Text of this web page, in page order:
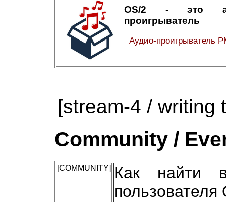
OS/2 - это
проигрыватель
Аудио-проигрыватель
[stream-4 / writing
Community /
[COMMUNITY] Как найти
пользователя